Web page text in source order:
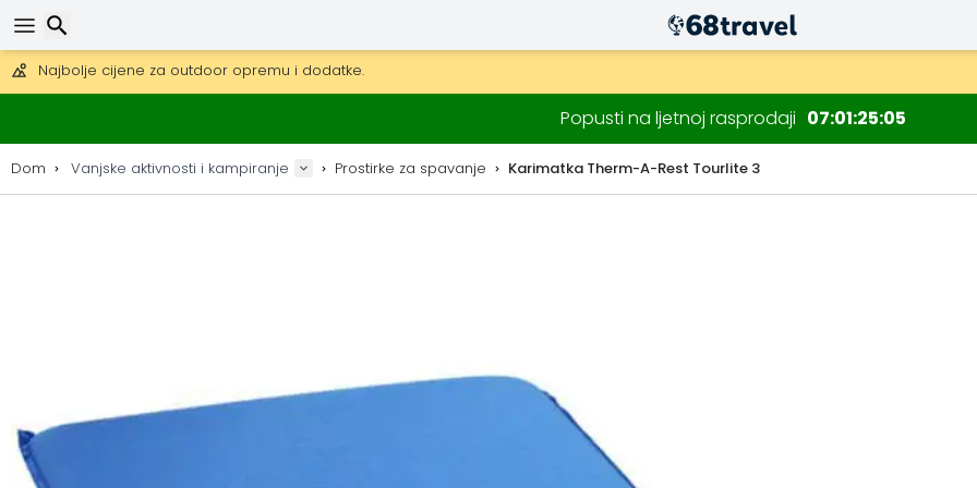
Mogućnost slanja DHL Expressom (dostava unutar 24 sata)
30 dana za povrat, 90 dana za drvene karte i dekoracije.
Najbolje cijene za outdoor opremu i dodatke.
Popusti na ljetnoj rasprodaji 07012503
Dom Vanjske aktivnosti i kampiranje Prostirke za spavanje Karimatka Therm-A-Rest Tourlite 3